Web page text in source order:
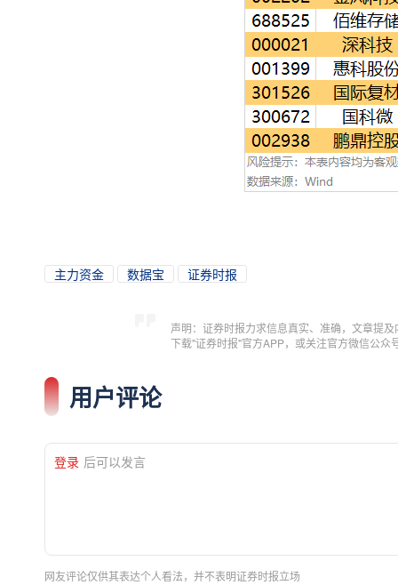
主力资金 数据宝 证券时报
声明：证券时报力求信息真实、准确，文章提
下载"证券时报"官方APP，或关注官方微信公
用户评论
登录 后可以发言
网友评论仅供其表达个人看法，并不表明证券时报立场